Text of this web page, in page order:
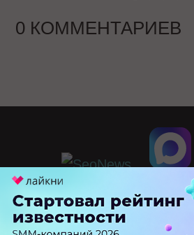
0 КОММЕНТАРИЕВ
ПЕРЕЙТИ НА
© SEOnews.ru Все права